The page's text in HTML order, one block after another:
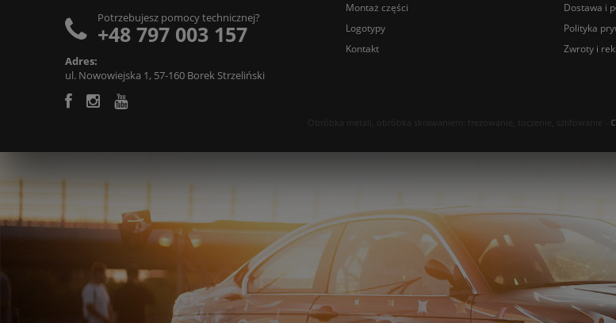
Potrzebujesz pomocy technicznej?
+48 797 003 157
Adres:
ul. Nowowiejska 1, 57-160 Borek Strzeliński
Montaż części
Logotypy
Kontakt
Dostawa i
Polityka
Zwroty i
Obróbka metali, obróbka skrawaniem: frezowanie, toczenie, szlifowanie -